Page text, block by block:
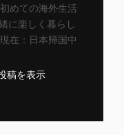
めての海外生活
に楽しく暮らし
在：日本帰国中
稿を表示